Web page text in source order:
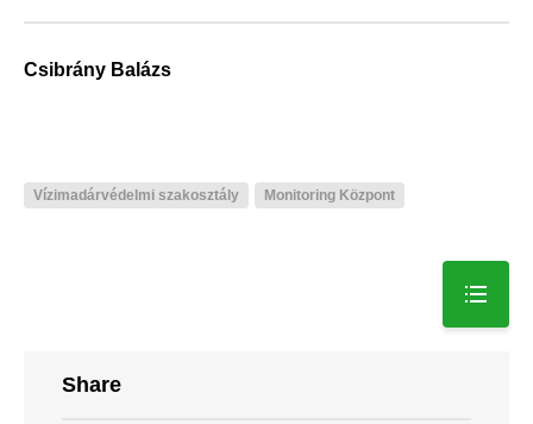
Csibrány Balázs
Vízimadárvédelmi szakosztály Monitoring Központ
Share